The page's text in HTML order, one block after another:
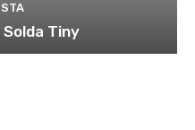
Tiny